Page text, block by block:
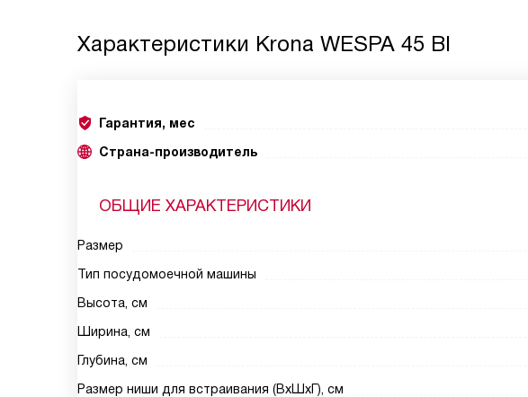
Характеристики Krona WESPA 45 BI
Гарантия, мес
Страна-производитель
ОБЩИЕ ХАРАКТЕРИСТИКИ
Размер
Тип посудомоечной машины
Высота, см
Ширина, см
Глубина, см
Размер ниши для встраивания (ВxШxГ), см